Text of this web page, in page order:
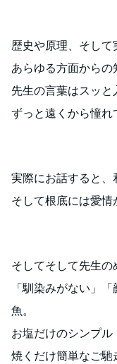
歴史や原理、そして
あらゆる方面からの
先生の言葉はスッ
ずっと遠くから憧れ
実際にお話すると、
そして根底には愛情
そしてそして先生
「馴染みがない」
魚。
お塩だけのシンプル
焼くだけ簡単なご馳